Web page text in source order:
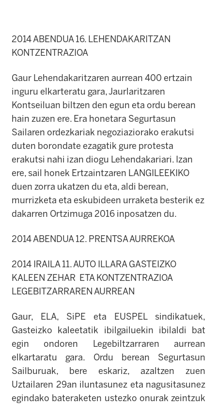
2014 ABENDUA 16. LEHENDAKARITZAN
KONTZENTRAZIOA
Gaur Lehendakaritzaren aurrean 400 ertzain
inguru elkarteratu gara, Jaurlaritzaren
Kontseiluan biltzen den egun eta ordu berean
hain zuzen ere. Era honetara Segurtasun
Sailaren ordezkariak negoziaziorako erakutsi
duten borondate ezagatik gure protesta
erakutsi nahi izan diogu Lehendakariari. Izan
ere, sail honek Ertzaintzaren LANGILEEKIKO
duen zorra ukatzen du eta, aldi berean,
murrizketa eta eskubideen urraketa besterik ez
dakarren Ortzimuga 2016 inposatzen du.
2014 ABENDUA 12. PRENTSA AURREKOA
2014 IRAILA 11. AUTO ILLARA GASTEIZKO
KALEEN ZEHAR ETA KONTZENTRAZIOA
LEGEBITZARRAREN AURREAN
Gaur, ELA, SiPE eta EUSPEL sindikatuek,
Gasteizko kaleetatik ibilgailuekin ibilaldi bat
egin ondoren Legebiltzarraren aurrean
elkartaratu gara. Ordu berean Segurtasun
Sailburuak, bere eskariz, azaltzen zuen
Uztailaren 29an iluntasunez eta nagusitasunez
egindako bateraketen ustezko onurak zeintzuk